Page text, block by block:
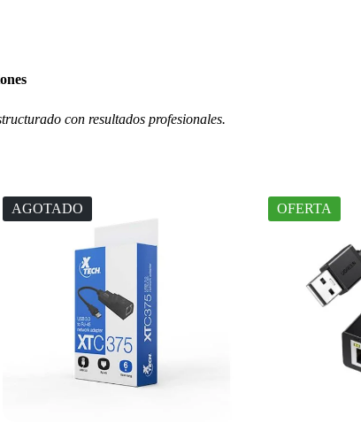
con resultados profesionales.
AGOTADO OFERTA